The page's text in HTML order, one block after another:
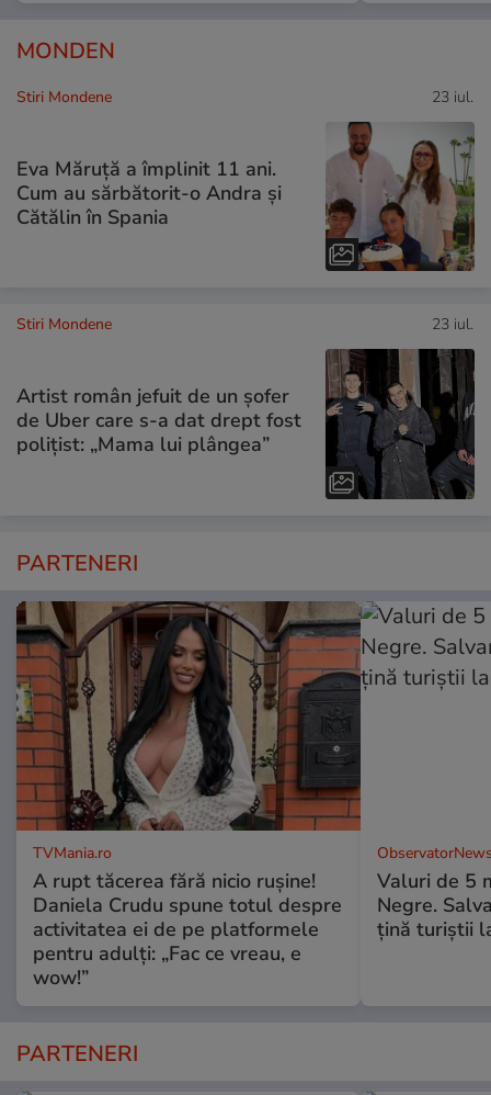
MONDEN
Stiri Mondene 23 iul.
Eva Măruță a împlinit 11 ani.
Cum au sărbătorit-o Andra și
Cătălin în Spania
Stiri Mondene 23 iul.
Artist român jefuit de un șofer
de Uber care s-a dat drept fost
polițist: „Mama lui plângea”
PARTENERI
TVMania.ro
A rupt tăcerea fără nicio rușine!
Daniela Crudu spune totul despre
activitatea ei de pe platformele
pentru adulți: „Fac ce vreau, e
wow!”
Valuri de 5
Negre.
ţină turiştii
PARTENERI